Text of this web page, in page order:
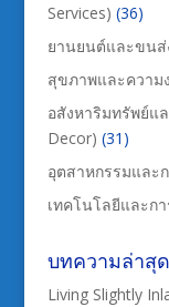
Services) (36)
ยานยนต์และขนส่
สุขภาพและความ
อสังหาริมทรัพย์แ
Decor) (31)
อุตสาหกรรมและ
เทคโนโลยีและก
บทความล่าสุด
Living Slightly